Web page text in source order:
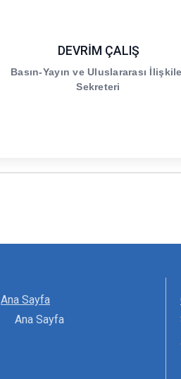
DEVRİM ÇALIŞ
Basın-Yayın ve Uluslararası
Sekreteri
Ana Sayfa
Ana Sayfa